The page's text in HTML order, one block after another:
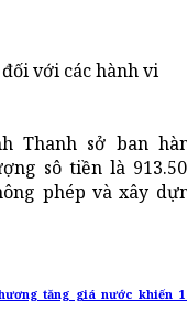
với các hành vi
Thanh sở ban
sô tiền là
phép và xây
tăng giá nước khiến